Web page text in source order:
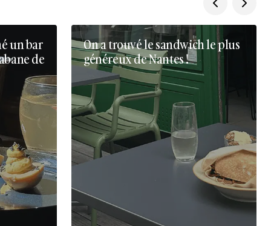
un bar
de
On a trouvé le sandwich le plus
généreux de Nantes !